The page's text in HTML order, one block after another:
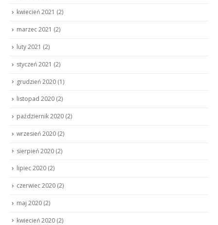
kwiecień 2021 (2)
marzec 2021 (2)
luty 2021 (2)
styczeń 2021 (2)
grudzień 2020 (1)
listopad 2020 (2)
październik 2020 (2)
wrzesień 2020 (2)
sierpień 2020 (2)
lipiec 2020 (2)
czerwiec 2020 (2)
maj 2020 (2)
kwiecień 2020 (2)